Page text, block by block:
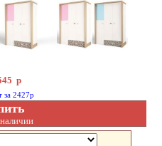
р
за 2427р